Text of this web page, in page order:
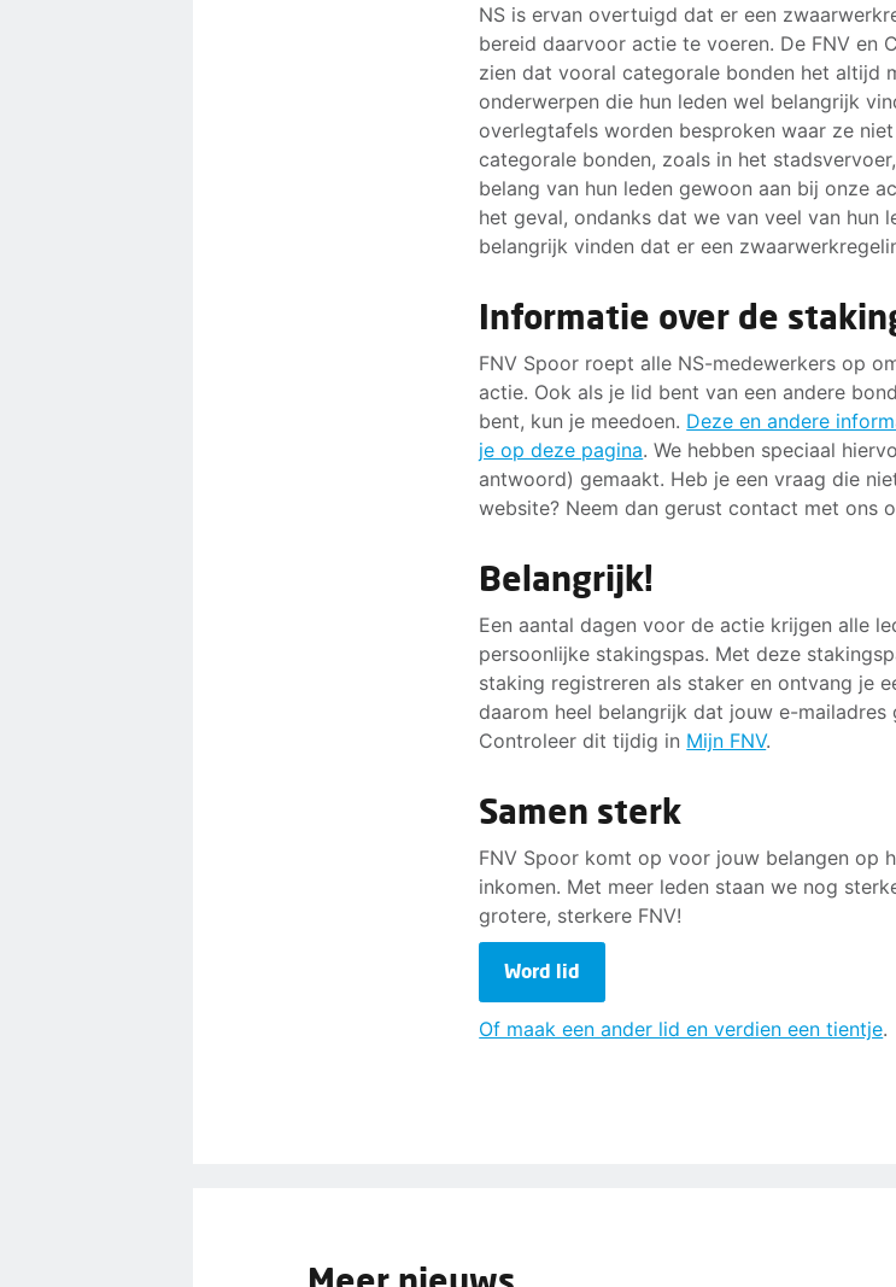
NS is ervan overtuigd dat er een
bereid daarvoor actie te voeren. De FNV en
zien dat vooral categorale bonden het altijd
onderwerpen die hun leden wel belangrijk
overlegtafels worden besproken waar ze
categorale bonden, zoals in het
belang van hun leden gewoon aan bij onze
het geval, ondanks dat we van veel van hun
belangrijk vinden dat er een
Informatie over de
FNV Spoor roept alle NS-medewerkers op
actie. Ook als je lid bent van een andere
bent, kun je meedoen. Deze en andere
je op deze pagina. We hebben speciaal
antwoord) gemaakt. Heb je een vraag die
website? Neem dan gerust contact met ons
Belangrijk!
Een aantal dagen voor de actie krijgen alle
persoonlijke stakingspas. Met deze
staking registreren als staker en ontvang je
daarom heel belangrijk dat jouw e-mailadres
Controleer dit tijdig in Mijn FNV.
Samen sterk
FNV Spoor komt op voor jouw belangen op
inkomen. Met meer leden staan we nog
grotere, sterkere FNV!
Word lid
Of maak een ander lid en verdien een tientje.